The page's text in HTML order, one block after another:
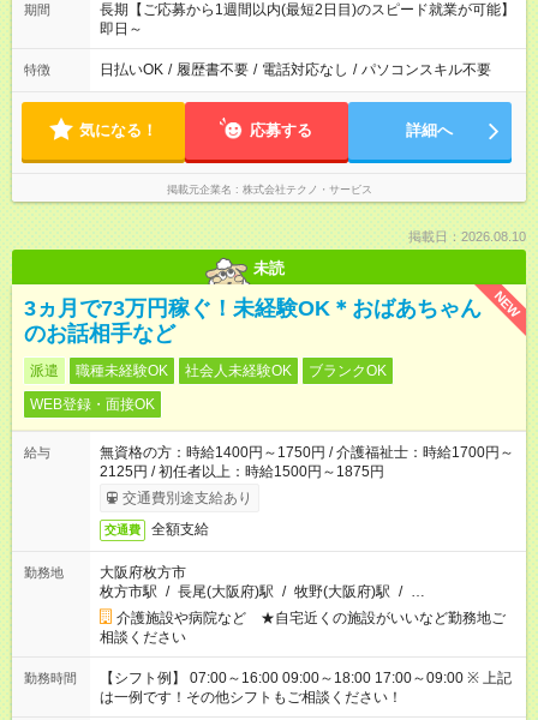
期間
長期【ご応募から1週間以内(最短2日目)のスピード就業が可能】
即日～
特徴 日払いOK / 履歴書不要 / 電話対応なし / パソコンスキル不要
気になる！ 応募する 詳細へ
掲載元企業名 株式会社テクノ・サービス
掲載日：2026.08.10
未読
NEW
3ヵ月で73万円稼ぐ！未経験OK＊おばあちゃん
のお話相手など
派遣 職種未経験OK 社会人未経験OK
ブランクOK
WEB登録・面接OK
給与
無資格の方：時給1400円～1750円 / 介護福祉士：時給1700円～
2125円 / 初任者以上：時給1500円～1875円
交通費別途支給あり
交通費 全額支給
勤務地
大阪府枚方市
枚方市駅 / 長尾(大阪府)駅 / 牧野(大阪府)駅 / …
介護施設や病院など ★自宅近くの施設がいいなど勤務地ご
相談ください
勤務時間
【シフト例】 07:00～16:00 09:00～18:00 17:00～09:00 ※ 上記
は一例です！その他シフトもご相談ください！